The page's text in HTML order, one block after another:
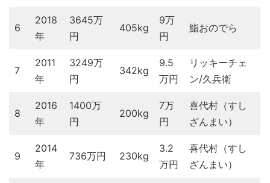
6
2018
年
3645万
円
405kg
9万
円
鮨おのでら
7
2011
年
3249万
円
342kg
9.5
万円
リッキーチェ
ン/久兵衛
8
2016
年
1400万
円
200kg
7万
円
喜代村（すし
ざんまい）
9
2014
年
736万円 230kg
3.2
万円
喜代村（すし
ざんまい）